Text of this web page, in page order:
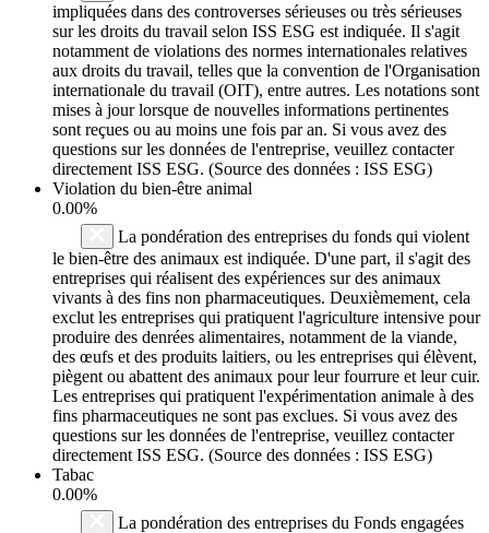
impliquées dans des controverses sérieuses ou très sérieuses
sur les droits du travail selon ISS ESG est indiquée. Il s'agit
notamment de violations des normes internationales relatives
aux droits du travail, telles que la convention de l'Organisation
internationale du travail (OIT), entre autres. Les notations sont
mises à jour lorsque de nouvelles informations pertinentes
sont reçues ou au moins une fois par an. Si vous avez des
questions sur les données de l'entreprise, veuillez contacter
directement ISS ESG. (Source des données : ISS ESG)
Violation du bien-être animal
0.00%
La pondération des entreprises du fonds qui violent
le bien-être des animaux est indiquée. D'une part, il s'agit des
entreprises qui réalisent des expériences sur des animaux
vivants à des fins non pharmaceutiques. Deuxièmement, cela
exclut les entreprises qui pratiquent l'agriculture intensive pour
produire des denrées alimentaires, notamment de la viande,
des œufs et des produits laitiers, ou les entreprises qui élèvent,
piègent ou abattent des animaux pour leur fourrure et leur cuir.
Les entreprises qui pratiquent l'expérimentation animale à des
fins pharmaceutiques ne sont pas exclues. Si vous avez des
questions sur les données de l'entreprise, veuillez contacter
directement ISS ESG. (Source des données : ISS ESG)
Tabac
0.00%
La pondération des entreprises du Fonds engagées